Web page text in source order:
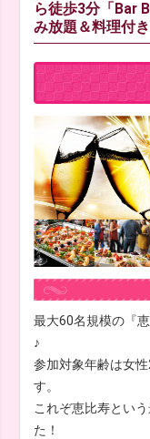
ら徒歩3分「Bar
み放題＆料理付き
最大60名規模の『
♪
参加対象年齢は女
す。
これぞ恵比寿とい
た！